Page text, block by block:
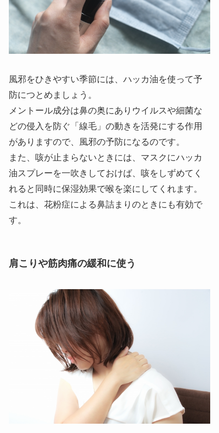
風邪をひきやすい季節には、ハッカ油を使って予
防につとめましょう。
メントール成分は鼻の奥にありウイルスや細菌な
どの侵入を防ぐ「線毛」の動きを活発にする作用
がありますので、風邪の予防になるのです。
また、咳が止まらないときには、マスクにハッカ
油スプレーを一吹きしておけば、咳をしずめてく
れると同時に保湿効果で喉を楽にしてくれます。
これは、花粉症による鼻詰まりのときにも有効で
す。
肩こりや筋肉痛の緩和に使う